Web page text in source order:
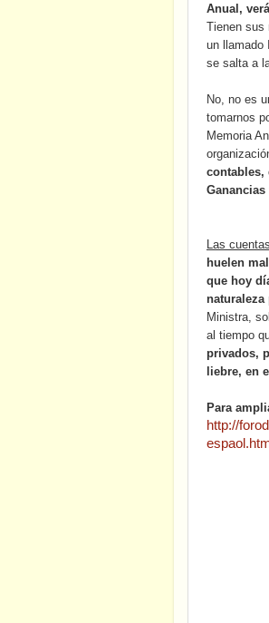
Anual,
Tienen sus
un llamado
se salta a
No, no es
tomarnos
Memoria
contables,
Ganancias
Las
huelen
que hoy
Ministra,
al tiempo
privados,
liebre, en
Para
http://